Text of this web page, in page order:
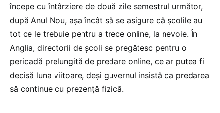
începe cu întârziere de două zile semestrul următor,
după Anul Nou, așa încât să se asigure că școlile au
tot ce le trebuie pentru a trece online, la nevoie. În
Anglia, directorii de școli se pregătesc pentru o
perioadă prelungită de predare online, ce ar putea fi
decisă luna viitoare, deși guvernul insistă ca predarea
să continue cu prezență fizică.